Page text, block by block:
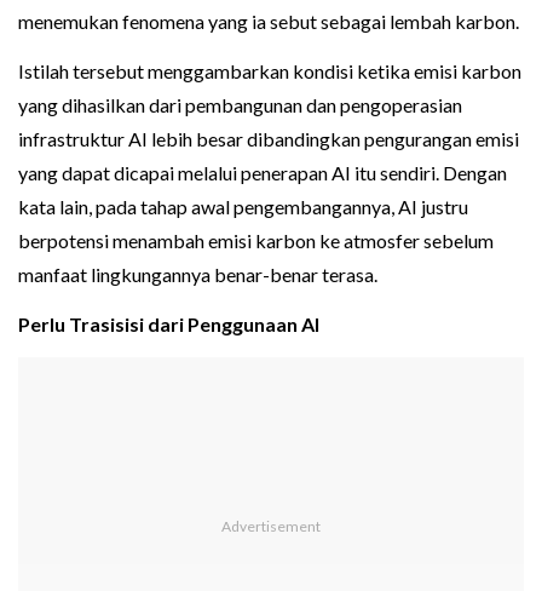
menemukan fenomena yang ia sebut sebagai lembah karbon.
Istilah tersebut menggambarkan kondisi ketika emisi karbon
yang dihasilkan dari pembangunan dan pengoperasian
infrastruktur AI lebih besar dibandingkan pengurangan emisi
yang dapat dicapai melalui penerapan AI itu sendiri. Dengan
kata lain, pada tahap awal pengembangannya, AI justru
berpotensi menambah emisi karbon ke atmosfer sebelum
manfaat lingkungannya benar-benar terasa.
Perlu Trasisisi dari Penggunaan AI